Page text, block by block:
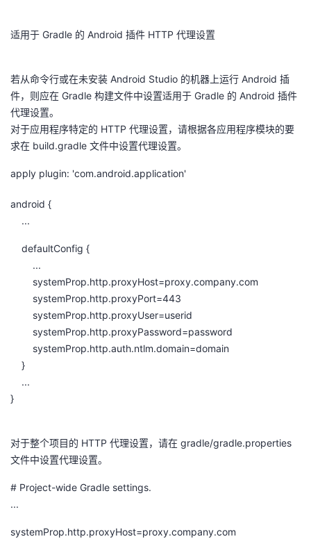
适用于 Gradle 的 Android 插件 HTTP 代理设置
若从命令行或在未安装 Android Studio 的机器上运行 Android 插
件，则应在 Gradle 构建文件中设置适用于 Gradle 的 Android 插件
代理设置。
对于应用程序特定的 HTTP 代理设置，请根据各应用程序模块的要
求在 build.gradle 文件中设置代理设置。
apply plugin: 'com.android.application'
android {
...
defaultConfig {
...
systemProp.http.proxyHost=proxy.company.com
systemProp.http.proxyPort=443
systemProp.http.proxyUser=userid
systemProp.http.proxyPassword=password
systemProp.http.auth.ntlm.domain=domain
}
...
}
对于整个项目的 HTTP 代理设置，请在 gradle/gradle.properties
文件中设置代理设置。
# Project-wide Gradle settings.
...
systemProp.http.proxyHost=proxy.company.com